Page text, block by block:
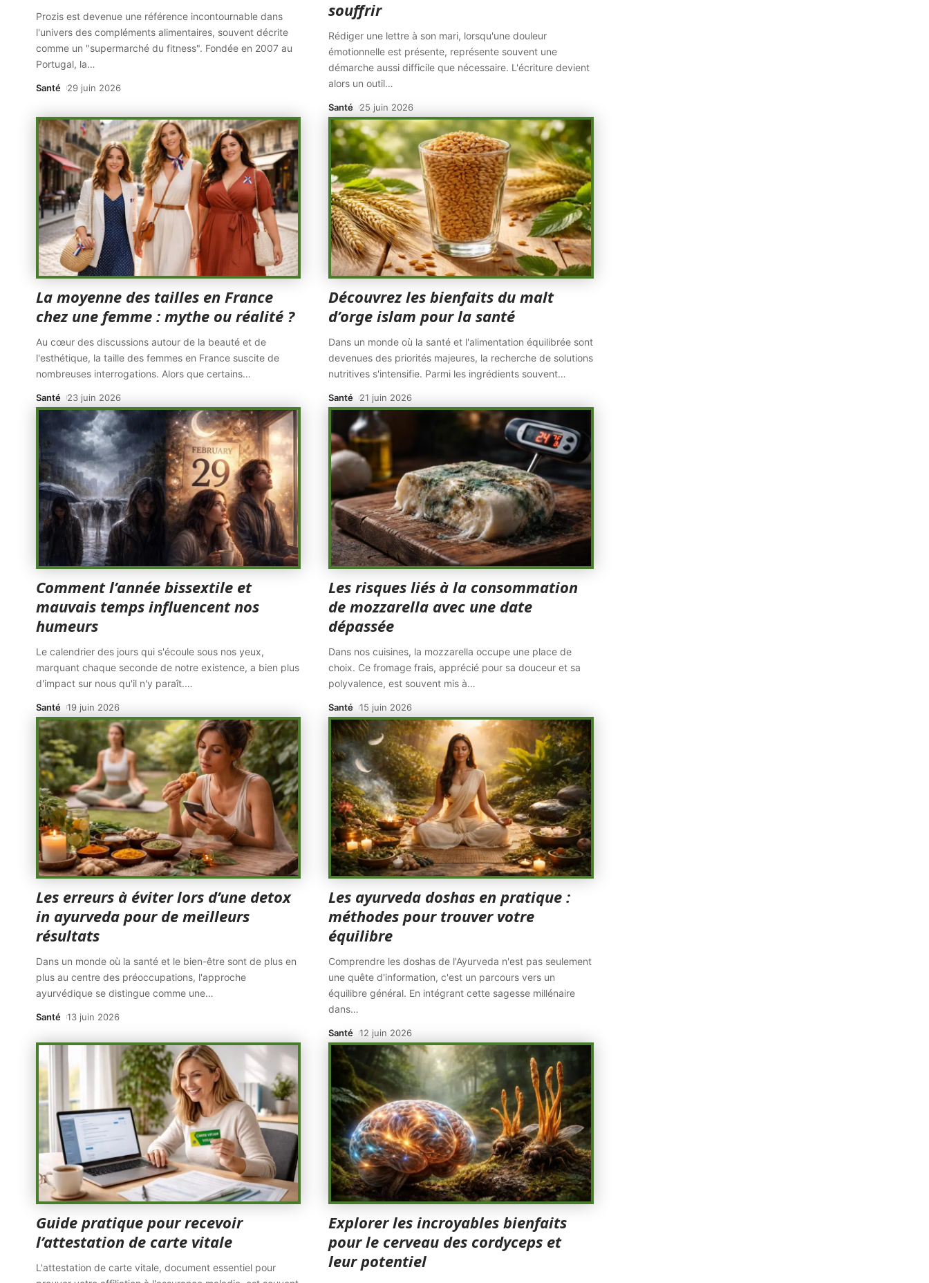
Prozis est devenue une référence incontournable dans
l'univers des compléments alimentaires, souvent décrite
comme un "supermarché du fitness". Fondée en 2007 au
Portugal, la…
Santé 29 juin 2026
souffrir
Rédiger une lettre à son mari, lorsqu'une douleur
émotionnelle est présente, représente souvent une
démarche aussi difficile que nécessaire. L'écriture devient
alors un outil…
Santé 25 juin 2026
La moyenne des tailles en France
chez une femme : mythe ou réalité ?
Au cœur des discussions autour de la beauté et de
l'esthétique, la taille des femmes en France suscite de
nombreuses interrogations. Alors que certains…
Santé 23 juin 2026
Découvrez les bienfaits du malt
d’orge islam pour la santé
Dans un monde où la santé et l'alimentation équilibrée sont
devenues des priorités majeures, la recherche de solutions
nutritives s'intensifie. Parmi les ingrédients souvent…
Santé 21 juin 2026
Comment l’année bissextile et
mauvais temps influencent nos
humeurs
Le calendrier des jours qui s'écoule sous nos yeux,
marquant chaque seconde de notre existence, a bien plus
d'impact sur nous qu'il n'y paraît.…
Santé 19 juin 2026
Les risques liés à la consommation
de mozzarella avec une date
dépassée
Dans nos cuisines, la mozzarella occupe une place de
choix. Ce fromage frais, apprécié pour sa douceur et sa
polyvalence, est souvent mis à…
Santé 15 juin 2026
Les erreurs à éviter lors d’une detox
in ayurveda pour de meilleurs
résultats
Dans un monde où la santé et le bien-être sont de plus en
plus au centre des préoccupations, l'approche
ayurvédique se distingue comme une…
Santé 13 juin 2026
Les ayurveda doshas en pratique :
méthodes pour trouver votre
équilibre
Comprendre les doshas de l'Ayurveda n'est pas seulement
une quête d'information, c'est un parcours vers un
équilibre général. En intégrant cette sagesse millénaire
dans…
Santé 12 juin 2026
Guide pratique pour recevoir
l’attestation de carte vitale
L'attestation de carte vitale, document essentiel pour
Explorer les incroyables bienfaits
pour le cerveau des cordyceps et
leur potentiel